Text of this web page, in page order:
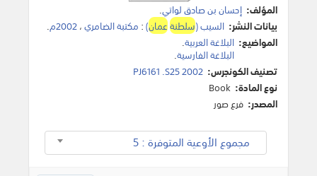
المؤلف: إحسان بن صادق لواتي.
بيانات النشر: السيب (سلطنةعمان)
: مكتبة الضامري،2002م .
المواضيع: البلاغة العربية.
البلاغة الفارسية.
تصنيف الكونجرس: PJ6161 .S25 2002
نوع المادة: Book
المصدر: فرع صور
مجموع الأوعية المتوفرة : 5